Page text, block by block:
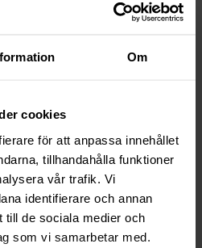
Om
cookies
för att anpassa innehållet
tillhandahålla funktioner
vår trafik. Vi
identifierare och annan
till de sociala medier och
som vi samarbetar med.
i livet. Bokar du
och smak.